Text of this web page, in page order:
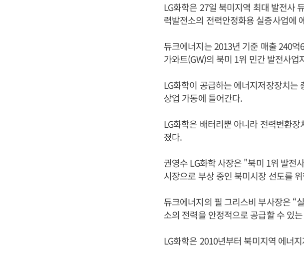
LG화학은 27일 북미지역 최대 발전사
력발전소의 전력안정화용 실증사업에
듀크에너지는 2013년 기준 매출 240
가와트(GW)의 북미 1위 민간 발전사업
LG화학이 공급하는 에너지저장장치는
상업 가동에 들어간다.
LG화학은 배터리뿐 아니라 전력변환
졌다.
권영수 LG화학 사장은 "북미 1위 발전
시장으로 부상 중인 북미시장 선도를
듀크에너지의 필 그리스비 부사장은 “
소의 전력을 안정적으로 공급할 수 있
LG화학은 2010년부터 북미지역 에너